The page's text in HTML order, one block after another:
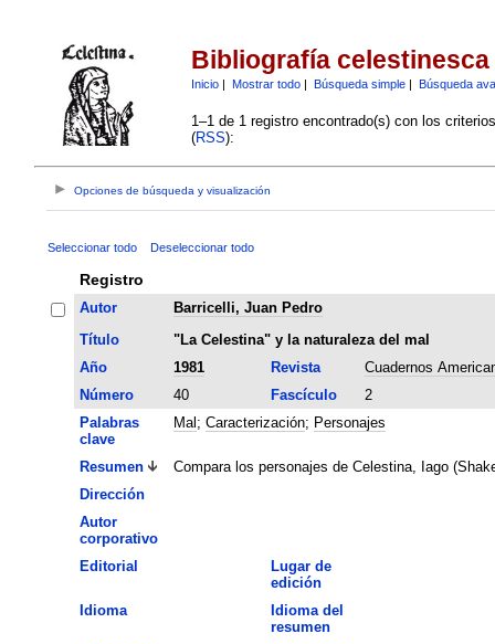
Bibliografía celestinesca
Inicio| Mostrar todo| Búsqueda simple| Búsqueda
1–1 de 1 registro encontrado(s) con los
(RSS):
Opciones de búsqueda y visualización
Seleccionar todo Deseleccionar todo
Registro
Autor
Barricelli, Juan Pedro
Título
"La Celestina" y la naturaleza del mal
Año
1981 Revista
Cuadernos
Número
40 Fascículo
2
Palabras
clave
Mal ; Caracterización; Personajes
Resumen
Compara los personajes de Celestina, Iago
Dirección
Autor
corporativo
Editorial
Lugar de
edición
Idioma
Idioma del
resumen